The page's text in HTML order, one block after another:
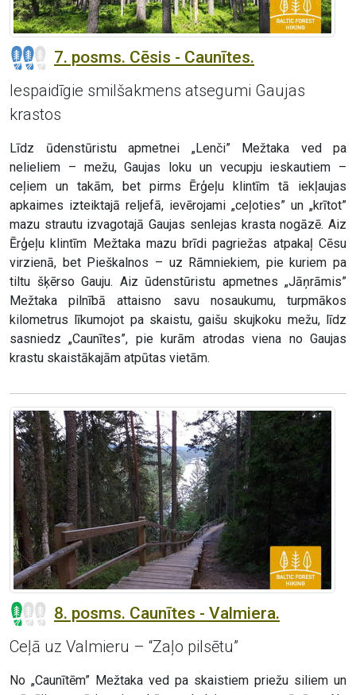
7. posms. Cēsis - Caunītes.
Iespaidīgie smilšakmens atsegumi Gaujas
krastos
Līdz ūdenstūristu apmetnei „Lenči” Mežtaka ved pa
nelieliem – mežu, Gaujas loku un vecupju ieskautiem –
ceļiem un takām, bet pirms Ērģeļu klintīm tā iekļaujas
apkaimes izteiktajā reljefā, ievērojami „ceļoties” un „krītot”
mazu strautu izvagotajā Gaujas senlejas krasta nogāzē. Aiz
Ērģeļu klintīm Mežtaka mazu brīdi pagriežas atpakaļ Cēsu
virzienā, bet Pieškalnos – uz Rāmniekiem, pie kuriem pa
tiltu šķērso Gauju. Aiz ūdenstūristu apmetnes „Jāņrāmis”
Mežtaka pilnībā attaisno savu nosaukumu, turpmākos
kilometrus līkumojot pa skaistu, gaišu skujkoku mežu, līdz
sasniedz „Caunītes”, pie kurām atrodas viena no Gaujas
krastu skaistākajām atpūtas vietām.
8. posms. Caunītes - Valmiera.
Ceļā uz Valmieru – “Zaļo pilsētu”
No „Caunītēm” Mežtaka ved pa skaistiem priežu siliem un